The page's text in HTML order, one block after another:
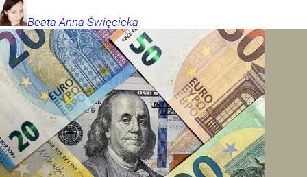
Beata Anna Święcicka